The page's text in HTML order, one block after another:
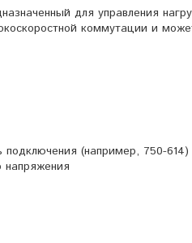
для управления
коммутации и
(например, 750-614)
напряжения